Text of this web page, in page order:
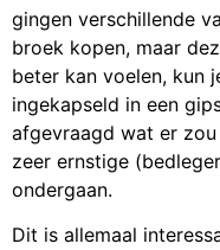
gingen verschillende
broek kopen, maar
beter kan voelen, kun
ingekapseld in een
afgevraagd wat er
zeer ernstige
ondergaan.
Dit is allemaal